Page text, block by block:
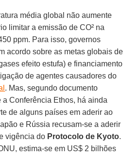
média global não aumente
limitar a emissão de CO² na
ppm. Para isso, governos
acordo sobre as metas globais de
efeito estufa) e financiamento
de agentes causadores do
. Mas, segundo documento
a Conferência Ethos, há ainda
de alguns países em aderir ao
e Rússia recusam-se a aderir
vigência do Protocolo de Kyoto.
estima-se em US$ 2 bilhões